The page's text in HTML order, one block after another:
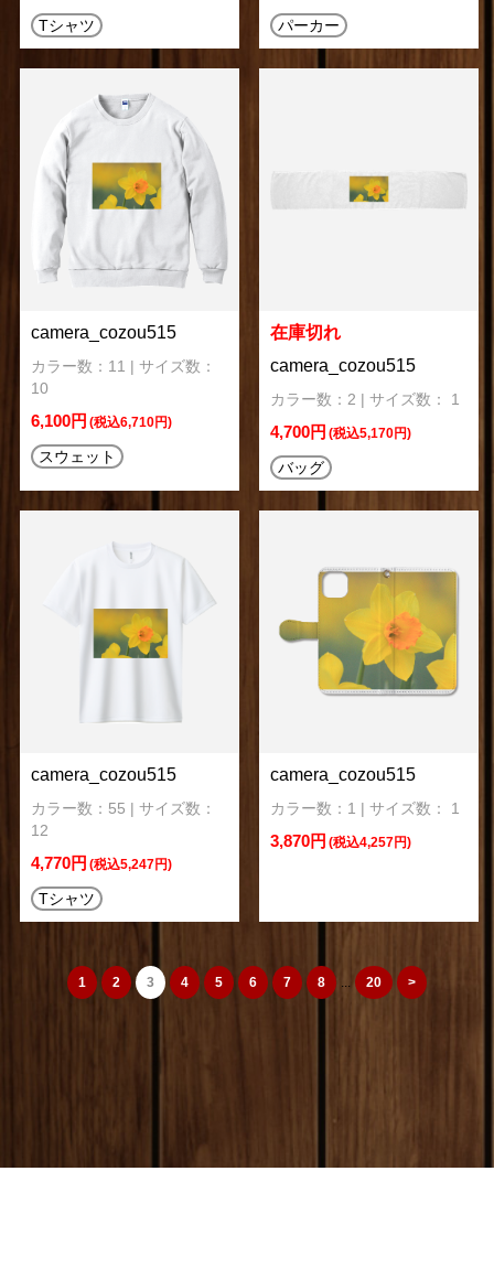
Tシャツ パーカー
camera_cozou515
カラー数：11 | サイズ数：
10
6,100円 (税込6,710円)
スウェット
在庫切れ
camera_cozou515
カラー数：2 | サイズ数： 1
4,700円 (税込5,170円)
バッグ
camera_cozou515
カラー数：55 | サイズ数：
12
4,770円 (税込5,247円)
Tシャツ
camera_cozou515
カラー数：1 | サイズ数： 1
3,870円 (税込4,257円)
1 2 3 4 5 6 7 8 ... 20 >